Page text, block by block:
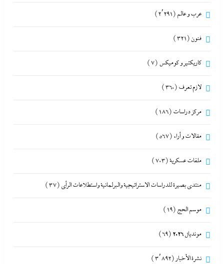
عرب و عالم (2٬291)
فنون (321)
كاريكتير و كوميكس (7)
لازم تعرف (360)
مركز دراسات (186)
مقالات و أراء (567)
ملفات عسكرية(703)
منتدى بصيرة للدراسات الاستراتيجية والبرلمانية واستطلاعات الرأى (37)
موسم الحج (19)
مونديال 2026 (69)
نشرة الأخبار (3٬892)